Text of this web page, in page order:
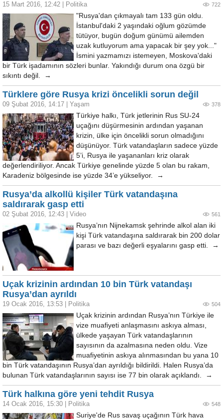
15 Mart 2016, 12:42 Politika 722
"Rusya'dan çıkmayalı tam 133 gün oldu.
İstanbul'daki 2 yaşındaki oğlum gözümde
tütüyor, bugün doğum günümü ailemden
uzak kutluyorum ama yapacak bir şey yok..."
İsmini yazmamızı istemeyen, Moskova'daki
bir Türk işadamının sözleri bunlar. Yakındığı durum ona özgü bir
sıkıntı değil. →
Türklere göre Rusya krizi öncelikli sorun değil
09 Şubat 2016, 14:17 Yaşam 378
Türkiye halkı, Türk jetlerinin Rus SU-24
uçağını düşürmesinin ardından yaşanan
krizin, ülke için öncelikli sorun olmadığını
düşünüyor. Türk vatandaşların sadece yüzde
5’i, Rusya ile yaşananları kriz olarak
değerlendiriliyor. Ancak Türkiye genelinde yüzde 5 olan bu rakam,
Karadeniz bölgesinde ise yüzde 34’e yükseliyor. →
Rusya’da alkollü kişiler Türk vatandaşına
saldırarak gasp etti
02 Şubat 2016, 12:43 Video 561
Rusya’nın Nijnekamsk şehrinde alkol alan iki
kişi Türk vatandaşına saldırarak bin 200 dolar
parası ve bazı değerli eşyalarını gasp etti. →
Uçak krizinin ardından 10 bin Türk vatandaşı
Rusya’dan ayrıldı
19 Ocak 2016, 13:53 Politika 504
Uçak krizinin ardından Rusya’nın Türkiye ile
vize muafiyeti anlaşmasını askıya alması,
ülkede yaşayan Türk vatandaşlarının
sayısının da azalmasına neden oldu. Vize
muafiyetinin askıya alınmasından bu yana 10
bin Türk vatandaşının Rusya’dan ayrıldığı bildirildi. Halen Rusya’da
bulunan Türk vatandaşlarının sayısı ise 77 bin olarak açıklandı. →
Türk halkına göre yeni tehdit Rusya
14 Ocak 2016, 15:30 Politika 548
Suriye'de Rus savaş uçağının Türk hava